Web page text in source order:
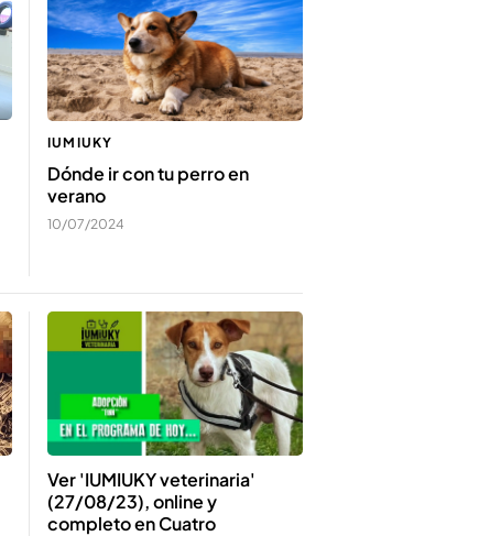
IUMIUKY
Dónde ir con tu perro en
verano
10/07/2024
Ver 'IUMIUKY veterinaria'
(27/08/23), online y
completo en Cuatro